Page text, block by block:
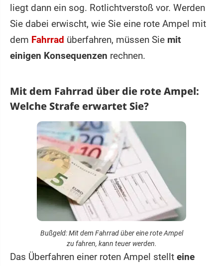
liegt dann ein sog. Rotlichtverstoß vor. Werden
Sie dabei erwischt, wie Sie eine rote Ampel mit
dem Fahrrad überfahren, müssen Sie mit
einigen Konsequenzen rechnen.
Mit dem Fahrrad über die rote Ampel:
Welche Strafe erwartet Sie?
Bußgeld: Mit dem Fahrrad über eine rote Ampel
zu fahren, kann teuer werden.
Das Überfahren einer roten Ampel stellt eine